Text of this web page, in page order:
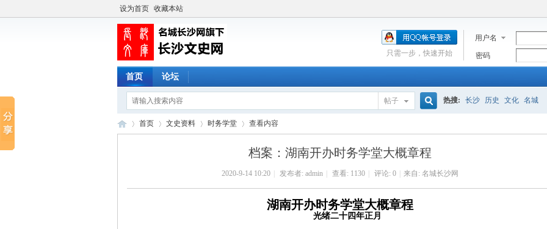
设为首页 收藏本站
用户名
密码
只需一步，快速开始
首页 论坛
帖子
索
热搜: 长沙 历史 文化 名城
首页 文史资料 时务学堂
›
查看内容
档案：湖南开办时务学堂大概章程
2020-9-14 10:20 发布者: admin 查看: 1130 评论: 0 来自: 名城长沙网
湖南开办时务学堂大概章程
光绪二十四年正月